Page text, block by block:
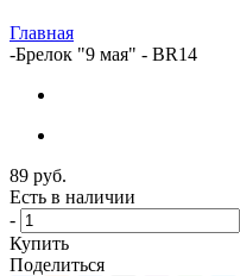
Главная
-Брелок "9 мая" - BR14
89 руб.
Есть в наличии
-
Купить
Поделиться